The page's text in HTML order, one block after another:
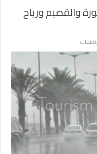
والقصيم ورياح
أمطار
رعدية
على
المدينة
المنورة
والقصيم
ورياح
مثيرة
للأتربة
وانعدام